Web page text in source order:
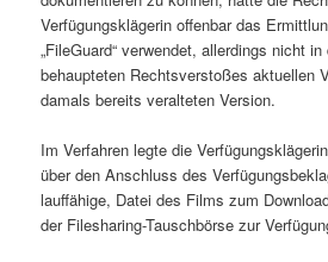
Verfügungsklägerin offenbar das
„FileGuard“ verwendet, allerdings nicht
behaupteten Rechtsverstoßes aktuellen
damals bereits veralteten Version.
Im Verfahren legte die
über den Anschluss des
lauffähige, Datei des Films zum
der Filesharing-Tauschbörse zur